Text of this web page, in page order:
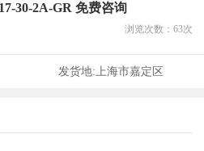
30-2A-GR 免费咨询
浏览次数： 63次
发货地: 上海市嘉定区